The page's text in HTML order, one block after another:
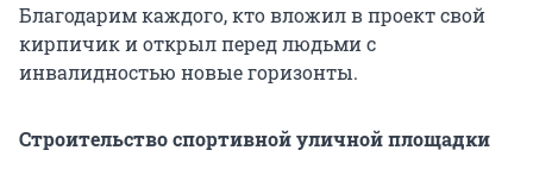
Благодарим каждого, кто вложил в проект свой
кирпичик и открыл перед людьми с
инвалидностью новые горизонты.
Строительство спортивной уличной площадки